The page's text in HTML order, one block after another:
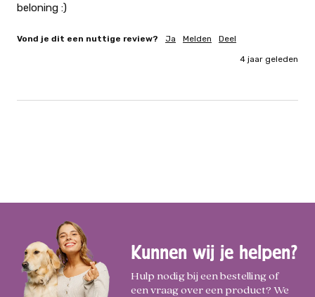
beloning :)
Vond je dit een nuttige review? Ja Melden Deel
4 jaar geleden
Kunnen wij je helpen?
Hulp nodig bij een bestelling of
een vraag over een product? We